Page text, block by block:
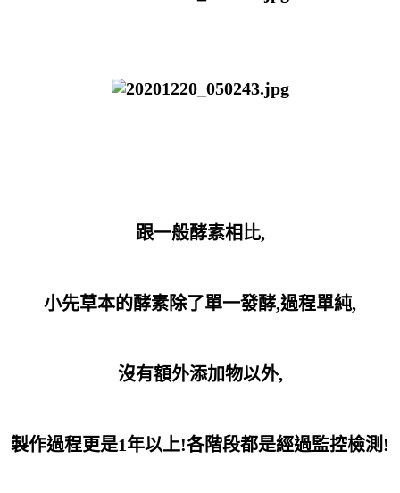
跟一般酵素相比,
小先草本的酵素除了單一發酵,過程單純,
沒有額外添加物以外,
製作過程更是1年以上!各階段都是經過監控檢測!